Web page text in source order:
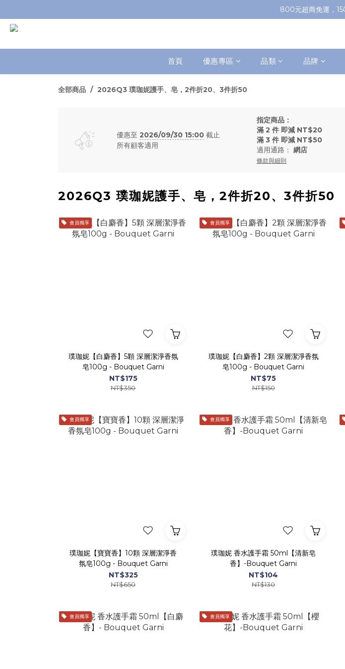
加入會員即送100元購物金
800元超商免運，
首頁 優惠專區 品類 品牌
全部商品 2026Q3 璞珈妮護手、皂，2件折20、3件折50
優惠至 2026/09/30 15:00截止
所有顧客適用
指定商品：
滿 2 件 即減 NT$20
滿 3 件 即減 NT$50
適用通路： 網店
條款與細則
2026Q3 璞珈妮護手、皂，2件折20、3件折50
會員獨享
璞珈妮【白麝香】5顆 深層潔淨香氛
皂100g - Bouquet Garni
NT$175
NT$350
會員獨享
璞珈妮【白麝香】2顆 深層潔淨香氛
皂100g - Bouquet Garni
NT$75
NT$150
會員獨享
璞珈妮【寶寶香】10顆 深層潔淨香
氛皂100g - Bouquet Garni
NT$325
NT$650
會員獨享
璞珈妮 香水護手霜 50ml【清新皂
香】-Bouquet Garni
NT$104
NT$130
會員獨享 會員獨享